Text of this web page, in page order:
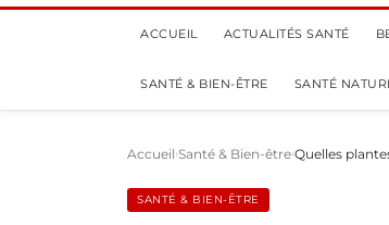
ACCUEIL ACTUALITÉS SANTÉ
SANTÉ & BIEN-ÊTRE SANTÉ
Accueil Santé & Bien-être Quelles
SANTÉ & BIEN-ÊTRE